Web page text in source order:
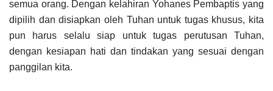
semua orang. Dengan kelahiran Yohanes Pembaptis yang
dipilih dan disiapkan oleh Tuhan untuk tugas khusus, kita
pun harus selalu siap untuk tugas perutusan Tuhan,
dengan kesiapan hati dan tindakan yang sesuai dengan
panggilan kita.